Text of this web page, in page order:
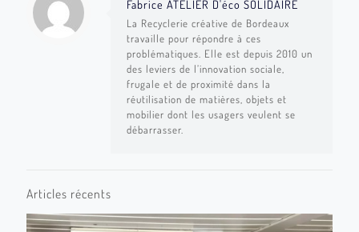
Fabrice ATELIER D'éco SOLIDAIRE
La Recyclerie créative de Bordeaux
travaille pour répondre à ces
problématiques. Elle est depuis 2010 un
des leviers de l’innovation sociale,
frugale et de proximité dans la
réutilisation de matières, objets et
mobilier dont les usagers veulent se
débarrasser.
Articles récents